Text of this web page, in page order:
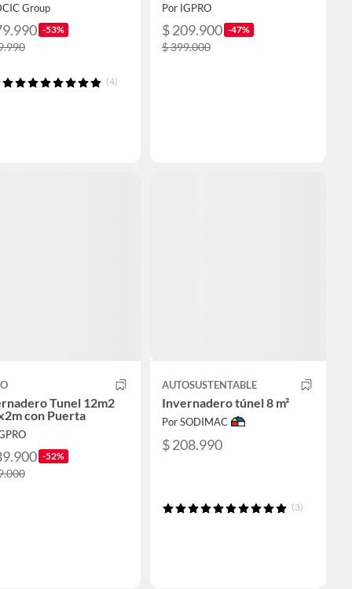
Group
-53%
(4)
Por IGPRO
$ 209.900 -47%
$ 399.000
Tunel 12m2
con Puerta
-52%
AUTOSUSTENTABLE
Invernadero túnel 8 m²
Por SODIMAC
$ 208.990
(3)